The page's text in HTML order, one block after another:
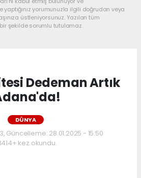
yorumunuzla ilgili doğrudan veya
üstleniyorsunuz. Yazılan tüm
şekilde sorumlu tutulamaz.
Dedeman Artık
DÜNYA
Güncelleme: 28.01.2025 - 15:50
kez okundu.